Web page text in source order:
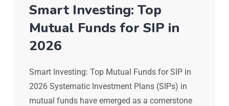
Smart Investing: Top
Mutual Funds for SIP in
2026
Smart Investing: Top Mutual Funds for SIP in
2026 Systematic Investment Plans (SIPs) in
mutual funds have emerged as a cornerstone